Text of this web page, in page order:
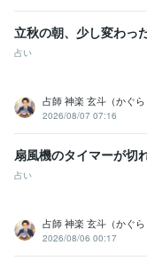
立秋の朝、少し変わっ
占い
占師 神楽 玄斗（かぐら
2026/08/07 07:16
扇風機のタイマーが切
占い
占師 神楽 玄斗（かぐら
2026/08/06 00:17